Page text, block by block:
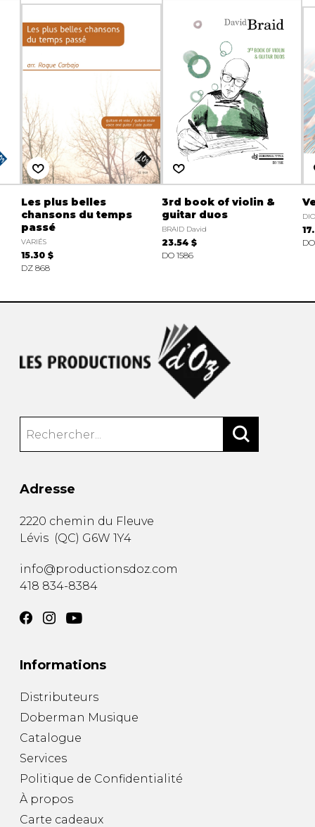
Les plus belles
chansons du temps
passé
VARIÉS
15.30 $
DZ 868
3rd book of violin &
guitar duos
BRAID David
23.54 $
DO 1586
Adresse
2220 chemin du Fleuve
Lévis (QC) G6W 1Y4
info@productionsdoz.com
418 834-8384
Informations
Distributeurs
Doberman Musique
Catalogue
Services
Politique de Confidentialité
À propos
Carte cadeaux